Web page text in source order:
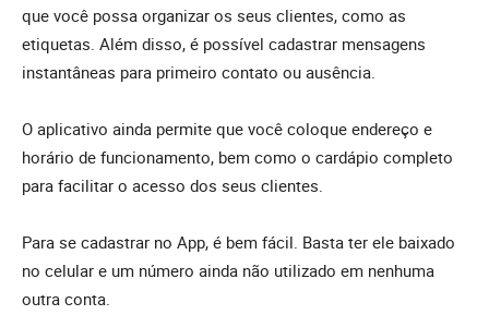
que você possa organizar os seus clientes, como as
etiquetas. Além disso, é possível cadastrar mensagens
instantâneas para primeiro contato ou ausência.
O aplicativo ainda permite que você coloque endereço e
horário de funcionamento, bem como o cardápio completo
para facilitar o acesso dos seus clientes.
Para se cadastrar no App, é bem fácil. Basta ter ele baixado
no celular e um número ainda não utilizado em nenhuma
outra conta.